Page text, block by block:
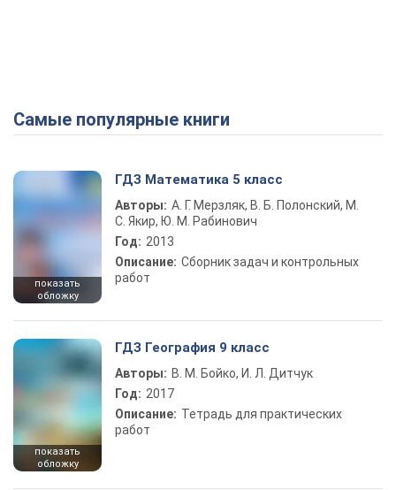
Самые популярные книги
показать
обложку
ГДЗ Математика 5 класс
Авторы: А. Г. Мерзляк, В. Б. Полонский, М.
С. Якир, Ю. М. Рабинович
Год: 2013
Описание: Сборник задач и контрольных
работ
показать
обложку
ГДЗ География 9 класс
Авторы: В. М. Бойко, И. Л. Дитчук
Год: 2017
Описание: Тетрадь для практических
работ